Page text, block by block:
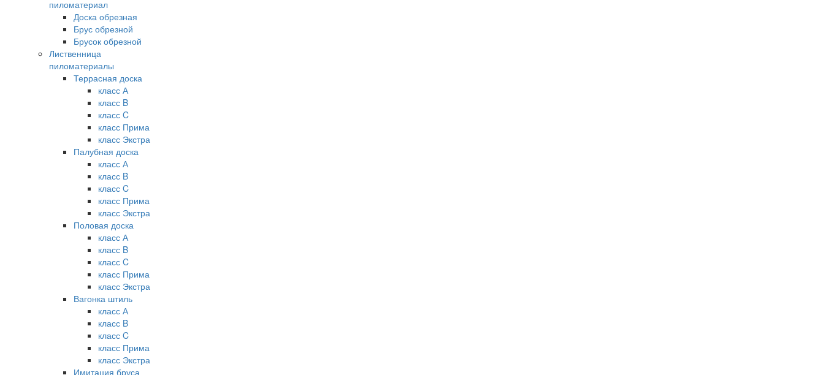
пиломатериал
Доска обрезная
Брус обрезной
Брусок обрезной
Лиственница
пиломатериалы
Террасная доска
класс А
класс B
класс C
класс Прима
класс Экстра
Палубная доска
класс А
класс B
класс C
класс Прима
класс Экстра
Половая доска
класс А
класс B
класс C
класс Прима
класс Экстра
Вагонка штиль
класс А
класс B
класс C
класс Прима
класс Экстра
Имитация бруса